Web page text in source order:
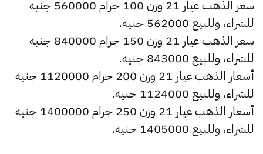
سعر الذهب عيار 21 وزن 100 جرام 560000 جنيه
للشراء، وللبيع 562000 جنيه.
سعر الذهب عيار 21 وزن 150 جرام 840000 جنيه
للشراء، وللبيع 843000 جنيه.
أسعار الذهب عيار 21 وزن 200 جرام 1120000 جنيه
للشراء، وللبيع 1124000 جنيه.
أسعار الذهب عيار 21 وزن 250 جرام 1400000 جنيه
للشراء، وللبيع 1405000 جنيه.